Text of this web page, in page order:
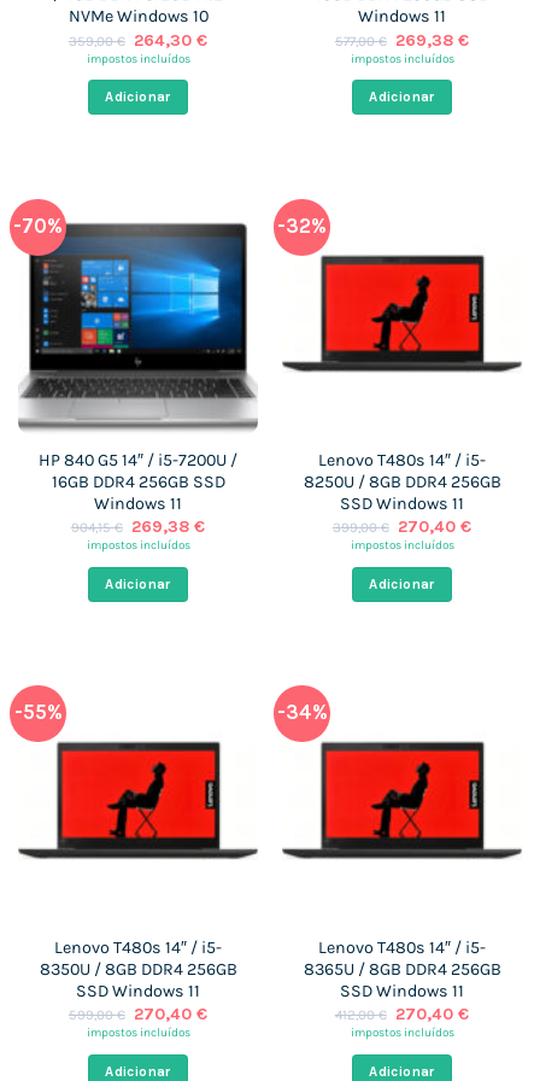
NVMe Windows 10
359,00€ O
preço
era:
359,00 €.
264,30€O
impostos incluídos
Adicionar
Windows 11
577,00€ O
preço
era:
577,00 €.
269,38€O
impostos incluídos
Adicionar
-70%
HP 840 G5 14″ / i5-7200U /
16GB DDR4 256GB SSD
Windows 11
904,15€ O
preço
era:
904,15 €.
269,38€O
impostos incluídos
Adicionar
-32%
Lenovo T480s 14″ / i5-
8250U / 8GB DDR4 256GB
SSD Windows 11
399,00€ O
preço
era:
399,00 €.
270,40€O
impostos incluídos
Adicionar
-55%
Lenovo T480s 14″ / i5-
8350U / 8GB DDR4 256GB
SSD Windows 11
599,00€ O
preço
era:
270,40€O
impostos incluídos
Adicionar
-34%
Lenovo T480s 14″ / i5-
8365U / 8GB DDR4 256GB
SSD Windows 11
412,00€ O
preço
era:
270,40€O
impostos incluídos
Adicionar